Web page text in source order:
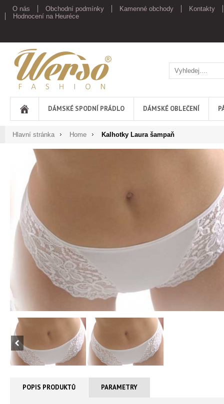
O nás Obchodní podmínky Kamenné obchody
Kontakty
Hodnocení na Heuréce
Werso
DÁMSKÉ SPODNÍ PRÁDLO DÁMSKÉ OBLEČENÍ
Hlavní stránka Home Kalhotky Laura šampaň
POPIS PRODUKTŮ PARAMETRY